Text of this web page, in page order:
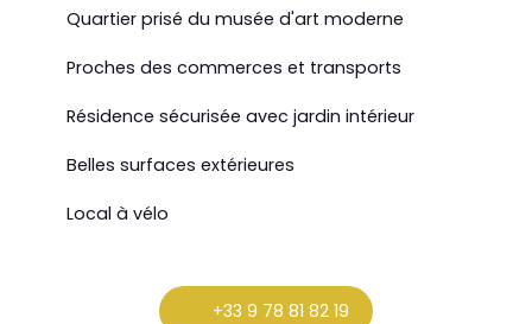
Quartier prisé du musée d'art moderne
Proches des commerces et transports
Résidence sécurisée avec jardin intérieur
Belles surfaces extérieures
Local à vélo
+33 9 78 81 82 19